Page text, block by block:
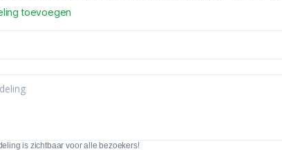
toevoegen
is zichtbaar voor alle bezoekers!